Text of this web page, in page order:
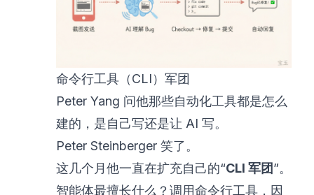
命令行工具（CLI）军团
Peter Yang 问他那些自动化工具都是怎么
建的，是自己写还是让 AI 写。
Peter Steinberger 笑了。
这几个月他一直在扩充自己的“CLI 军团”。
智能体最擅长什么？调用命令行工具，因